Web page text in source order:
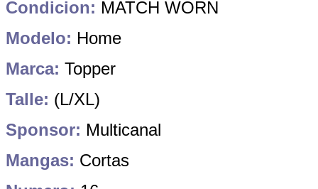
Condicion: MATCH WORN
Modelo: Home
Marca: Topper
Talle: (L/XL)
Sponsor: Multicanal
Mangas: Cortas